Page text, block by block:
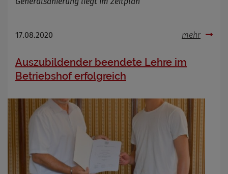
17.08.2020 mehr
Auszubildender beendete Lehre im
Betriebshof erfolgreich
Anbieter
Cookie Laufzeit